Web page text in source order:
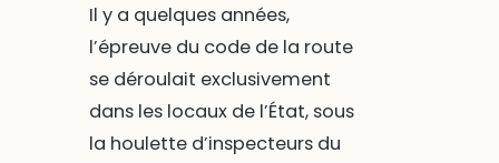
Il y a quelques années,
l’épreuve du code de la route
se déroulait exclusivement
dans les locaux de l’État, sous
la houlette d’inspecteurs du